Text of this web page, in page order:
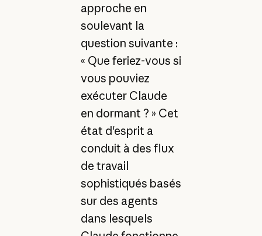
approche en
soulevant la
question suivante :
« Que feriez-vous si
vous pouviez
exécuter Claude
en dormant ? » Cet
état d'esprit a
conduit à des flux
de travail
sophistiqués basés
sur des agents
dans lesquels